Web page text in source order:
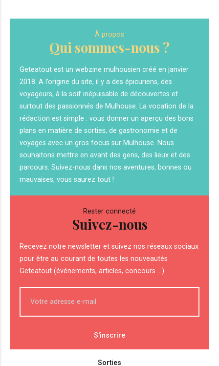
À propos
Qui sommes-nous ?
Geteatout est un webzine mulhousien créé en janvier
2018. A l’origine du site, il y a des épicuriens, des
voyageurs, à la soif inépuisable de découvertes et
surtout des passionnés de Mulhouse. La vocation de la
rédaction est simple : vous donner un aperçu des bons
plans en matière de sorties, de gastronomie et de
voyages avec un gros focus sur Mulhouse. Nous
souhaitons mettre en avant des gens, des lieux et des
parcours. Suivez-nous dans nos aventures, bonnes ou
mauvaises, vous saurez tout !
Rester connecté
Suivez-nous
Recevez notre newsletter et suivez nos réseaux sociaux
pour être au courant de toutes les nouveautés
Geteatout (événements, articles, concours ...).
Sorties